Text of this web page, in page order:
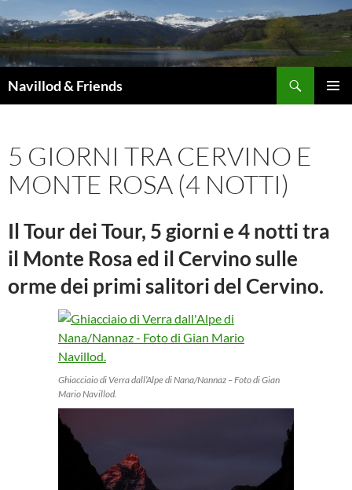
al
contenuto
Navillod & Friends
5 GIORNI TRA CERVINO E
MONTE ROSA (4 NOTTI)
Il Tour dei Tour, 5 giorni e 4 notti tra
il Monte Rosa ed il Cervino sulle
orme dei primi salitori del Cervino.
Ghiacciaio di Verra dall’Alpe di Nana/Nannaz – Foto di Gian
Mario Navillod.